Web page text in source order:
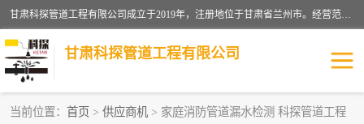
甘肃科探管道工程有限公司成立于2019年，注册地位于甘肃省兰州市。经营范围包括管道安装、清洗、疏通、维修、检测，防水工程，工程钻孔，化粪池清理，暖气安装，给排水管道安装维修，室内外管道如消防、供水、供热管道漏水检测定位，室内外防水堵漏等。
甘肃科探管道工程有限公司
当前位置： 首页 > 供应商机 > 家庭消防管道漏水检测 科探管道工程